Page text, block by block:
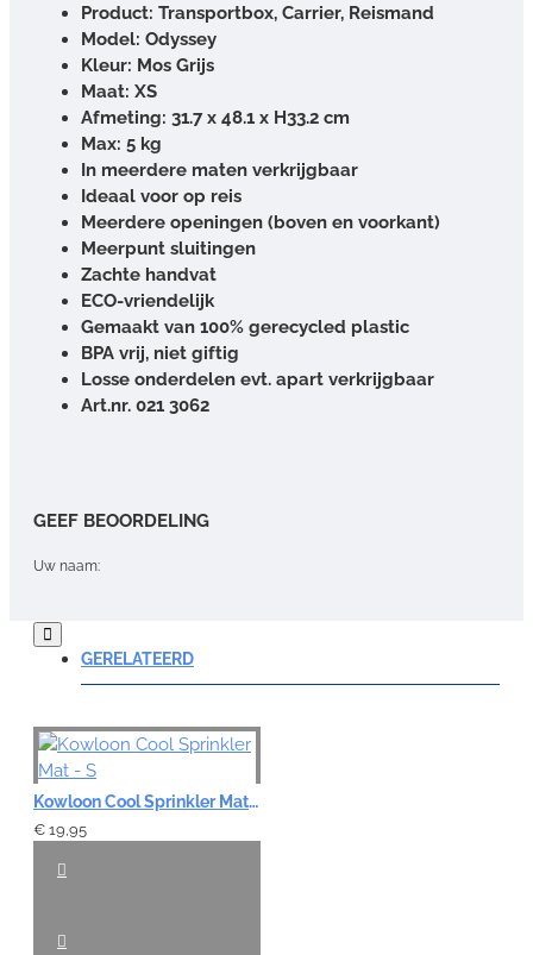
Product: Transportbox, Carrier, Reismand
Model: Odyssey
Kleur: Mos Grijs
Maat: XS
Afmeting: 31.7 x 48.1 x H33.2 cm
Max: 5 kg
In meerdere maten verkrijgbaar
Ideaal voor op reis
Meerdere openingen (boven en voorkant)
Meerpunt sluitingen
Zachte handvat
ECO-vriendelijk
Gemaakt van 100% gerecycled plastic
BPA vrij, niet giftig
Losse onderdelen evt. apart verkrijgbaar
Art.nr. 021 3062
GEEF BEOORDELING
Uw naam:
Opmerking:
Note:HTML-code wordt niet vertaald!
Waardering:
GERELATEERD
Kowloon Cool Sprinkler Mat - S
€ 19,95